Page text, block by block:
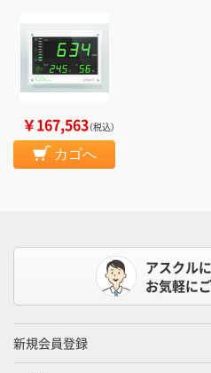
￥167,563（税込）
カゴへ
アスクル
お気軽に
新規会員登録